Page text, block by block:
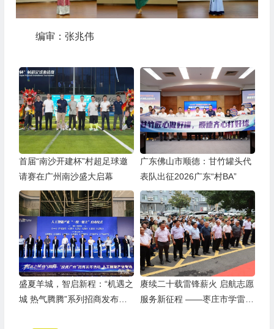
编审：张兆伟
首届“南沙开建杯”村超足球邀
请赛在广州南沙盛大启幕
广东佛山市顺德：甘竹罐头代
表队出征2026广东“村BA”
盛夏羊城，智启新程：“机遇之
城 热气腾腾”系列招商发布活
赓续二十载雷锋薪火 启航志愿
服务新征程 ——枣庄市学雷锋